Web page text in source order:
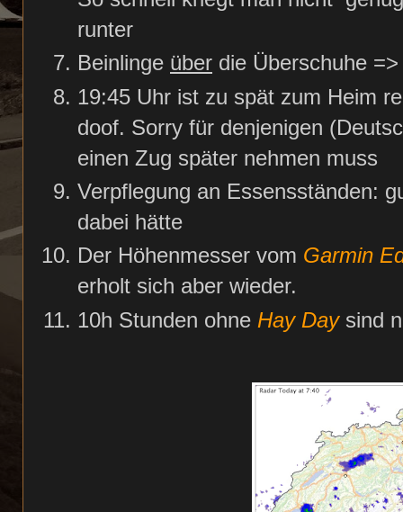
runter
Beinlinge über die Überschuhe
19:45 Uhr ist zu spät zum Heim
doof. Sorry für denjenigen
einen Zug später nehmen muss
Verpflegung an Essensständen:
dabei hätte
Der Höhenmesser vom Garmin
erholt sich aber wieder.
10h Stunden ohne Hay Daysind